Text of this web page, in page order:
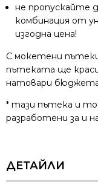
не пропускайте
комбинация от
изгодна цена!
С мокетени
пътеката ще
натовари
* тази пътека и
разработени за и
ДЕТАЙЛИ